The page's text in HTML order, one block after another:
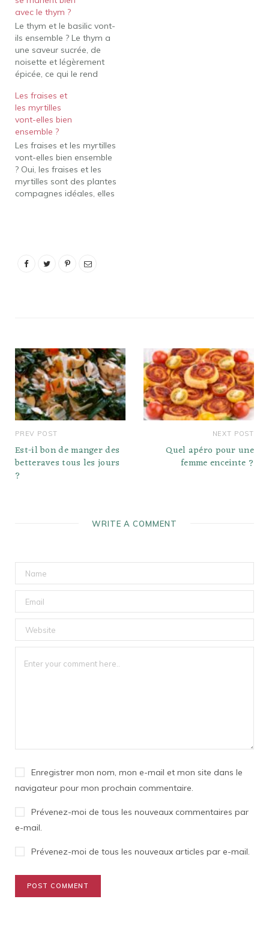
avec le thym ?
Le thym et le basilic vont-
ils ensemble ? Le thym a
une saveur sucrée, de
noisette et légèrement
épicée, ce qui le rend
et la plupart des plats de
viande. Il se marie bien
avec ces herbes : Basilic,
ciboulette, origan, persil,
romarin, sauge et
estragon.…
Les fraises et
les myrtilles
vont-elles bien
ensemble ?
Les fraises et les myrtilles
vont-elles bien ensemble
? Oui, les fraises et les
myrtilles sont des plantes
compagnes idéales, elles
belles plantes
PREV POST
Est-il bon de manger des
betteraves tous les jours
?
NEXT POST
Quel apéro pour une
femme enceinte ?
WRITE A COMMENT
Enregistrer mon nom, mon e-mail et mon site dans le
navigateur pour mon prochain commentaire.
Prévenez-moi de tous les nouveaux commentaires par
e-mail.
Prévenez-moi de tous les nouveaux articles par e-mail.